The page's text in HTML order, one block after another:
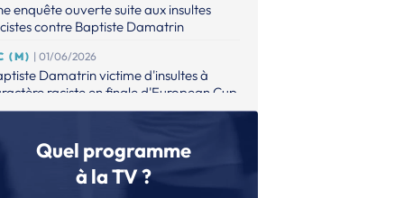
enquête ouverte suite aux insultes
contre Baptiste Damatrin
(M) | 01/06/2026
Damatrin victime d'insultes à
raciste en finale d'European Cup
s’offre le premier titre européen
son histoire
| 31/05/2026
Quel programme
à la TV ?